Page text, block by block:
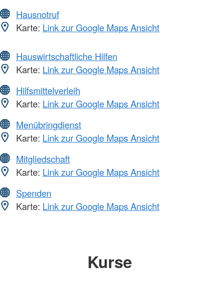
Hausnotruf
Karte: Link zur Google Maps Ansicht
Hauswirtschaftliche Hilfen
Karte: Link zur Google Maps Ansicht
Hilfsmittelverleih
Karte: Link zur Google Maps Ansicht
Menübringdienst
Karte: Link zur Google Maps Ansicht
Mitgliedschaft
Karte: Link zur Google Maps Ansicht
Spenden
Karte: Link zur Google Maps Ansicht
Kurse